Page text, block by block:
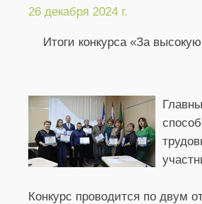
26 декабря 2024 г.
Итоги конкурса «За
Конкурс проводится по двум